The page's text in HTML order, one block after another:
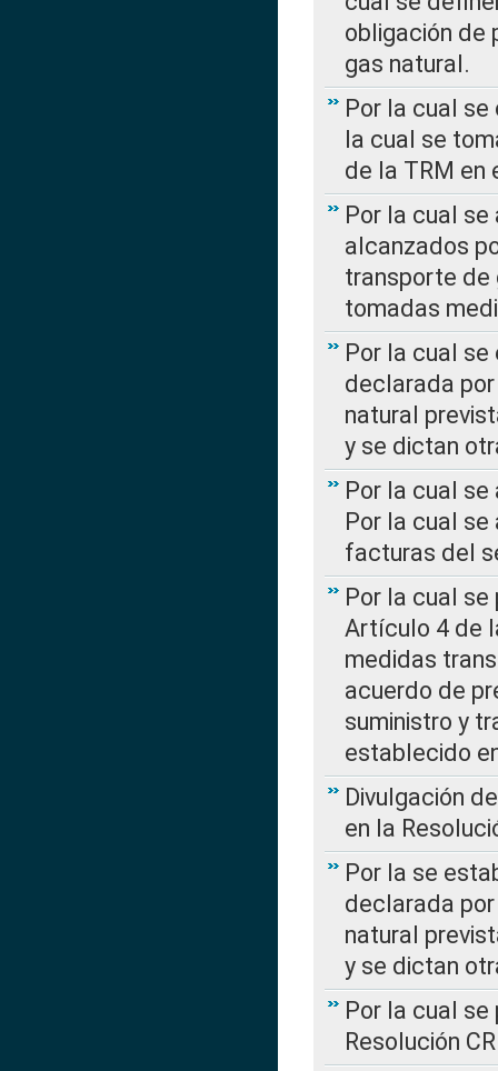
obligación de
gas natural.
Por la cual se
la cual se
de la TRM en
Por la cual
alcanzados
transporte de
tomadas
Por la cual
declarada
natural
y se dictan
Por la cual se
Por la cual
facturas del
Por la cual
Artículo 4 de
medidas
acuerdo de
suministro y
establecido
Divulgación
en la
Por la se
declarada
natural
y se dictan
Por la cual
Resolución